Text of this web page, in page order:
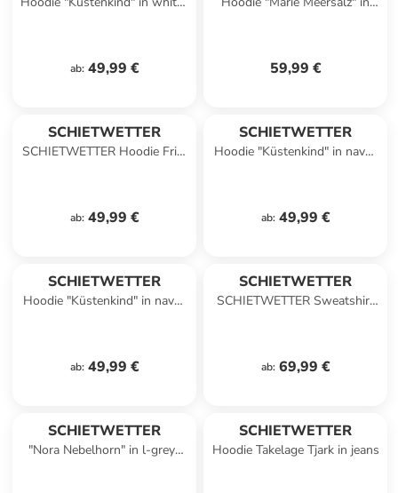
ab: 49,99 € 59,99 €
SCHIETWETTER
SCHIETWETTER Hoodie Fritz
ab: 49,99 €
SCHIETWETTER
Hoodie "Küstenkind" in navy-
ab: 49,99 €
SCHIETWETTER
Hoodie "Küstenkind" in navy-
ab: 49,99 €
SCHIETWETTER
SCHIETWETTER Sweatshirt
ab: 69,99 €
SCHIETWETTER
"Nora Nebelhorn" in l-grey-
SCHIETWETTER
Hoodie Takelage Tjark in jeans